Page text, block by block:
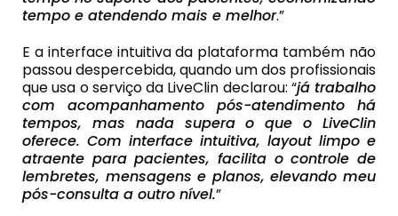
tempo e atendendo mais e melhor.”
E a interface intuitiva da plataforma também não
passou despercebida, quando um dos profissionais
que usa o serviço da LiveClin declarou: “já trabalho
com acompanhamento pós-atendimento há
tempos, mas nada supera o que o LiveClin
oferece. Com interface intuitiva, layout limpo e
atraente para pacientes, facilita o controle de
lembretes, mensagens e planos, elevando meu
pós-consulta a outro nível.”